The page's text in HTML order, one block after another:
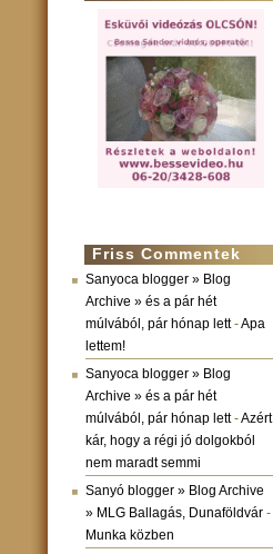
Friss Commentek
Sanyoca blogger » Blog
Archive » és a pár hét
múlvából, pár hónap lett-Apa
lettem!
Sanyoca blogger » Blog
Archive » és a pár hét
múlvából, pár hónap lett-Azért
kár, hogy a régi jó dolgokból
nem maradt semmi
Sanyó blogger » Blog Archive
» MLG Ballagás, Dunaföldvár -
Munka közben